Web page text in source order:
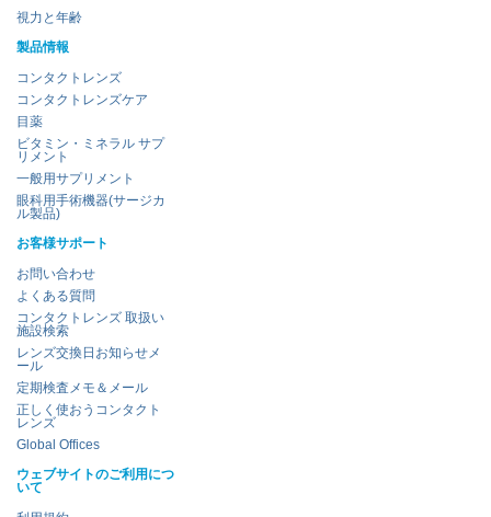
視力と年齢
製品情報
コンタクトレンズ
コンタクトレンズケア
目薬
ビタミン・ミネラル サプ
リメント
一般用サプリメント
眼科用手術機器(サージカ
ル製品)
お客様サポート
お問い合わせ
よくある質問
コンタクトレンズ 取扱い
施設検索
レンズ交換日お知らせメ
ール
定期検査メモ＆メール
正しく使おうコンタクト
レンズ
Global Offices
ウェブサイトのご利用につ
いて